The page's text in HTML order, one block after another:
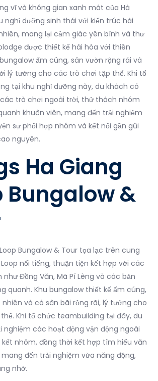
vĩ và không gian xanh mát của Hà
nghỉ dưỡng sinh thái với kiến trúc hài
mang lại cảm giác yên bình và thư
được thiết kế hài hòa với thiên
ấm cúng, sân vườn rộng rãi và
lý tưởng cho các trò chơi tập thể. Khi tổ
tại khu nghỉ dưỡng này, du khách có
trò chơi ngoài trời, thử thách nhóm
khuôn viên, mang đến trải nghiệm
sự phối hợp nhóm và kết nối gần gũi
nguyên.
Ha Giang
Bungalow &
Bungalow & Tour tọa lạc trên cung
nổi tiếng, thuận tiện kết hợp với các
Đồng Văn, Mã Pí Lèng và các bản
quanh. Khu bungalow thiết kế ấm cúng,
và có sân bãi rộng rãi, lý tưởng cho
Khi tổ chức teambuilding tại đây, du
nghiệm các hoạt động vận động ngoài
nhóm, đồng thời kết hợp tìm hiểu văn
đến trải nghiệm vừa năng động,
nhớ.